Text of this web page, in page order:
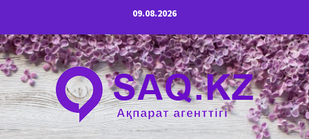
содержимому
09.08.2026